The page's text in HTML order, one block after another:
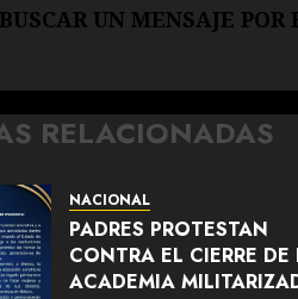
UN MENSAJE
RELACIONADAS
NACIONAL
PADRES PROTESTAN
CONTRA EL CIERRE DE
ACADEMIA